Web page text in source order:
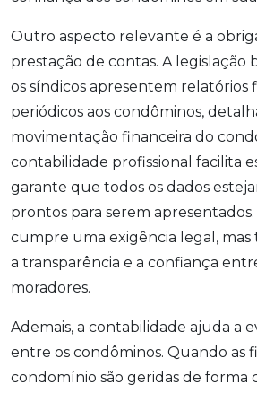
Outro aspecto relevante é a
prestação de contas. A legislação
os síndicos apresentem relatórios
periódicos aos condôminos,
movimentação financeira do
contabilidade profissional facilita
garante que todos os dados
prontos para serem apresentados.
cumpre uma exigência legal,
a transparência e a confiança
moradores.
Ademais, a contabilidade ajuda a
entre os condôminos. Quando as
condomínio são geridas de forma